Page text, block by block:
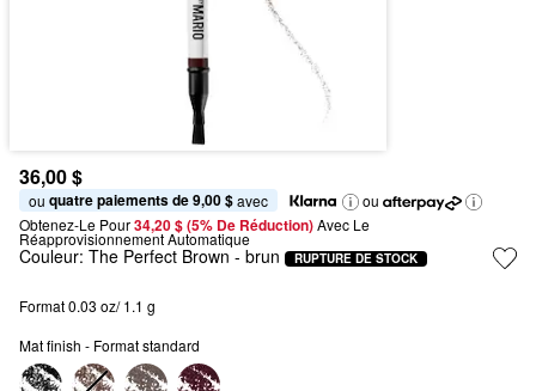
36,00 $
ou quatre paiements de 9,00 $ avec
ou
Obtenez-Le Pour34,20 $ (5% De Réduction) Avec Le
Réapprovisionnement Automatique
Couleur: The Perfect Brown - brun RUPTURE DE STOCK
Format 0.03 oz/ 1.1 g
Mat finish - Format standard